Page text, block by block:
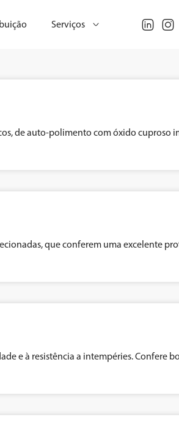
Serviços
de auto-polimento com óxido cuproso
que conferem uma excelente
e à resistência a intempéries. Confere